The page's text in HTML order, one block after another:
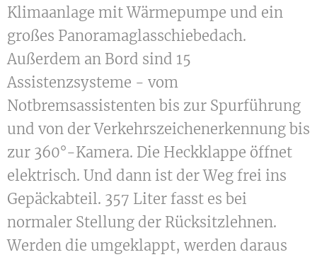
Klimaanlage mit Wärmepumpe und ein
großes Panoramaglasschiebedach.
Außerdem an Bord sind 15
Assistenzsysteme - vom
Notbremsassistenten bis zur Spurführung
und von der Verkehrszeichenerkennung bis
zur 360°-Kamera. Die Heckklappe öffnet
elektrisch. Und dann ist der Weg frei ins
Gepäckabteil. 357 Liter fasst es bei
normaler Stellung der Rücksitzlehnen.
Werden die umgeklappt, werden daraus